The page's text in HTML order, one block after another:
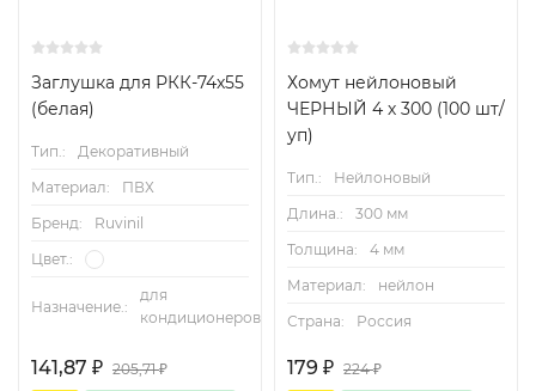
Заглушка для РКК-74х55
(белая)
Тип.:
Декоративный
Материал:
ПВХ
Бренд:
Ruvinil
Цвет.:
Назначение.:
для
кондиционеров
141,87 ₽ 205,71₽
Хомут нейлоновый
ЧЕРНЫЙ 4 х 300 (100 шт/
уп)
Тип.:
Нейлоновый
Длина.:
300 мм
Толщина:
4 мм
Материал:
нейлон
Страна:
Россия
179 ₽ 224₽